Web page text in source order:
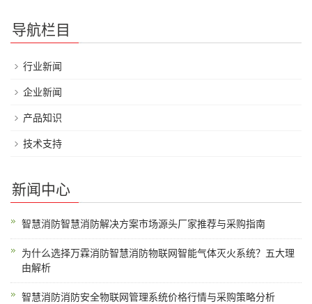
导航栏目
行业新闻
企业新闻
产品知识
技术支持
新闻中心
智慧消防智慧消防解决方案市场源头厂家推荐与采购指南
为什么选择万霖消防智慧消防物联网智能气体灭火系统？五大理
由解析
智慧消防消防安全物联网管理系统价格行情与采购策略分析